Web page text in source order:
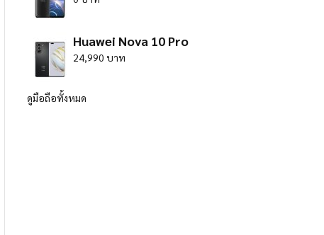
Huawei Nova 10 Pro
24,990 บาท
ดูมือถือทั้งหมด